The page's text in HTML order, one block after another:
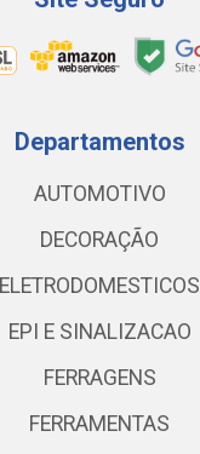
Departamentos
AUTOMOTIVO
DECORAÇÃO
ELETRODOMESTICOS
EPI E SINALIZACAO
FERRAGENS
FERRAMENTAS